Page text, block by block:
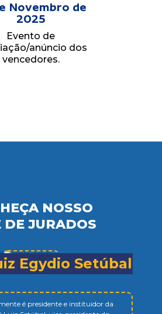
Novembro de
2025
Evento de
anúncio dos
vencedores.
NOSSO
DE JURADOS
Egydio Setúbal
é presidente e instituidor da